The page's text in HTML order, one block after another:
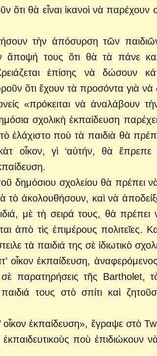
ὅτι θὰ εἶναι ἱκανοὶ νὰ παρέχουν
τὴν ἀπόσυρση τῶν
ἄποψή τους ὅτι θὰ τὰ πάνε
ἐπίσης νὰ δώσουν
ὅτι ἔχουν τὰ προσόντα γιὰ νὰ
«πρόκειται νὰ ἀναλάβουν
σχολικὴ ἐκπαίδευση
ἐλάχιστο ποὺ τὰ παιδιὰ θὰ
οἶκον, γὶ ‘αὐτήν, θὰ ἔπρεπε
σχολείου θὰ πρέπει νὰ
τὸ ἀκολουθήσουν, καὶ νὰ
μὲ τὴ σειρά τους, θὰ πρέπει
ἀπὸ τὶς ἐπιμέρους πολιτεῖες.
τὰ παιδιά της σὲ ἰδιωτικὸ
οἶκον ἐκπαίδευση,
παρατηρήσεις τῆς Bartholet,
τους στὸ σπίτι καὶ
οἶκον ἐκπαίδευση», ἔγραψε στὸ
ποὺ ἐπιδιώκουν